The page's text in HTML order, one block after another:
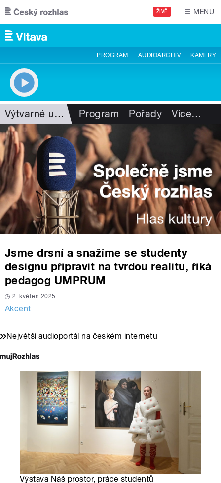
Přejít k hlavnímu obsahu
ŽIVĚ MENU
PROGRAM AUDIOARCHIV KAMERY
Výtvarné umění Program Pořady Více…
Jsme drsní a snažíme se studenty
designu připravit na tvrdou realitu, říká
pedagog UMPRUM
2. květen 2025
Akcent
Největší audioportál na českém internetu
Výstava Náš prostor, práce studentů